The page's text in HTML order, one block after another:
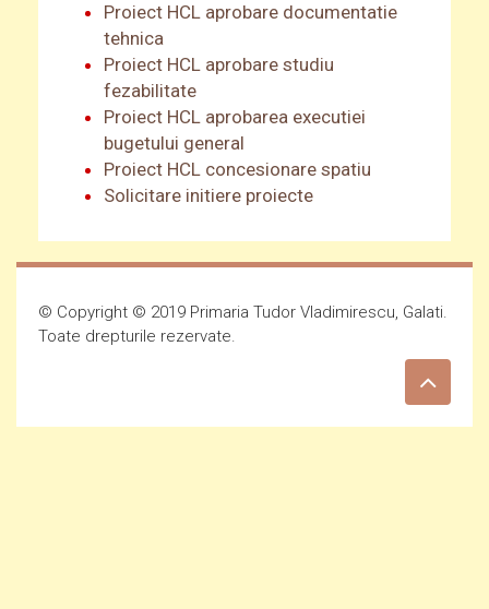
Proiect HCL aprobare documentatie
tehnica
Proiect HCL aprobare studiu
fezabilitate
Proiect HCL aprobarea executiei
bugetului general
Proiect HCL concesionare spatiu
Solicitare initiere proiecte
© Copyright © 2019 Primaria Tudor Vladimirescu, Galati.
Toate drepturile rezervate.